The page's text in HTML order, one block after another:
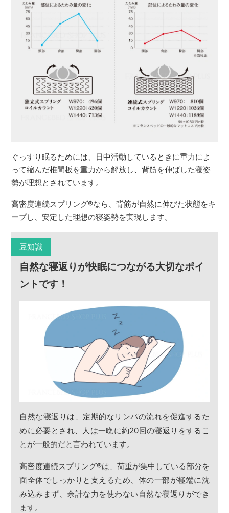
ぐっすり眠るためには、日中活動しているときに重力によ
って縮んだ椎間板を重力から解放し、背筋を伸ばした寝姿
勢が理想とされています。
高密度連続スプリング®なら、背筋が自然に伸びた状態をキ
ープし、安定した理想の寝姿勢を実現します。
豆知識
自然な寝返りが快眠につながる大切なポイ
ントです！
自然な寝返りは、定期的なリンパの流れを促進するた
めに必要とされ、人は一晩に約20回の寝返りをするこ
とが一般的だと言われています。
高密度連続スプリング®は、荷重が集中している部分を
面全体でしっかりと支えるため、体の一部が極端に沈
み込みまず、余計な力を使わない自然な寝返りができ
ます。